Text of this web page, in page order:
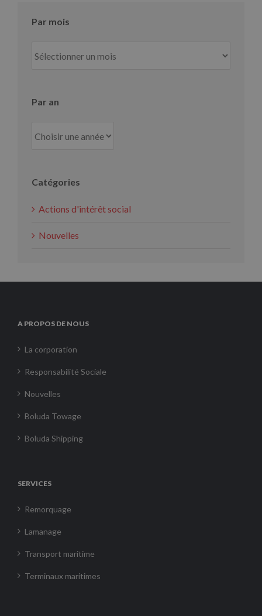
Par mois
mois
Par an
Catégories
Actions d'intérêt social
Nouvelles
A PROPOS DE NOUS
La corporation
Responsabilité Sociale
Nouvelles
Boluda Towage
Boluda Shipping
SERVICES
Remorquage
Lamanage
Transport maritime
Terminaux maritimes